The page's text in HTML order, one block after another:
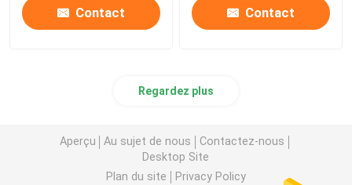
Contact Contact
Regardez plus
Aperçu Au sujet de nous
Contactez-nous
Desktop Site
Plan du site
Privacy Policy